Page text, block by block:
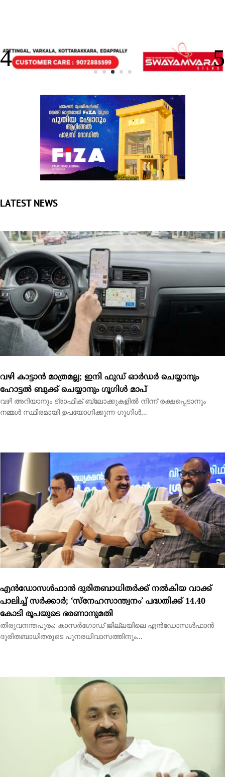
LATEST NEWS
വഴി കാട്ടാന്‍ മാത്രമല്ല; ഇനി ഫുഡ് ഓര്‍ഡര്‍ ചെയ്യാനും
ഹോട്ടല്‍ ബുക്ക് ചെയ്യാനും ഗൂഗിള്‍ മാപ്‌
വഴി അറിയാനും ട്രാഫിക് ബ്ലോക്കുകളില്‍ നിന്ന് രക്ഷപ്പെടാനും
നമ്മള്‍ സ്ഥിരമായി ഉപയോഗിക്കുന്ന ഗൂഗിള്‍...
എന്‍ഡോസള്‍ഫാന്‍ ദുരിതബാധിതര്‍ക്ക് നല്‍കിയ വാക്ക്
പാലിച്ച് സര്‍ക്കാര്‍; ‘സ്നേഹസാന്ത്വനം’ പദ്ധതിക്ക് 14.40
കോടി രൂപയുടെ ഭരണാനുമതി
തിരുവനന്തപുരം: കാസര്‍ഗോഡ് ജില്ലയിലെ എന്‍ഡോസള്‍ഫാന്‍
ദുരിതബാധിതരുടെ പുനരധിവാസത്തിനും...